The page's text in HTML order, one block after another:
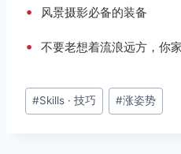
• 风景摄影必备的装备
• 不要老想着流浪远方，你
文
章
#Skills · 技巧 #涨姿势